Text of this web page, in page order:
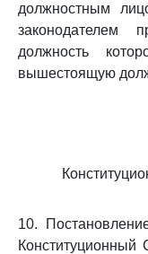
должностным
законодателем
должность
вышестоящую
10.
Конституционный